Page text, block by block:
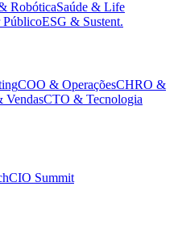
RobóticaSaúde & Life
PúblicoESG & Sustent.
COO & OperaçõesCHRO &
VendasCTO & Tecnologia
CIO Summit